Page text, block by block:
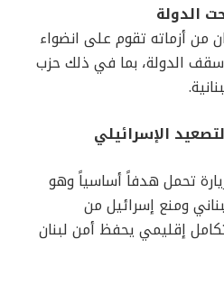
الدولة
من أزماته تقوم على انضواء
الدولة، بما في ذلك حزب
الإسرائيلي
تحمل هدفاً أساسياً وهو
ومنع إسرائيل من
إقليمي يحفظ أمن لبنان